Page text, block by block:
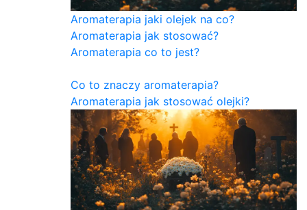
Aromaterapia jaki olejek na co?
Aromaterapia jak stosować?
Aromaterapia co to jest?
Co to znaczy aromaterapia?
Aromaterapia jak stosować olejki?